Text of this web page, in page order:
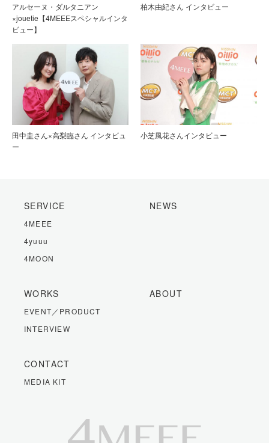
アルセーヌ・ダルタニアン
×jouetie【4MEEEスペシャルインタ
ビュー】
柏木由紀さん インタビュー
田中圭さん×高梨臨さん インタビュ
ー
小芝風花さんインタビュー
SERVICE
4MEEE
4yuuu
4MOON
NEWS
WORKS
EVENT／PRODUCT
INTERVIEW
ABOUT
CONTACT
MEDIA KIT